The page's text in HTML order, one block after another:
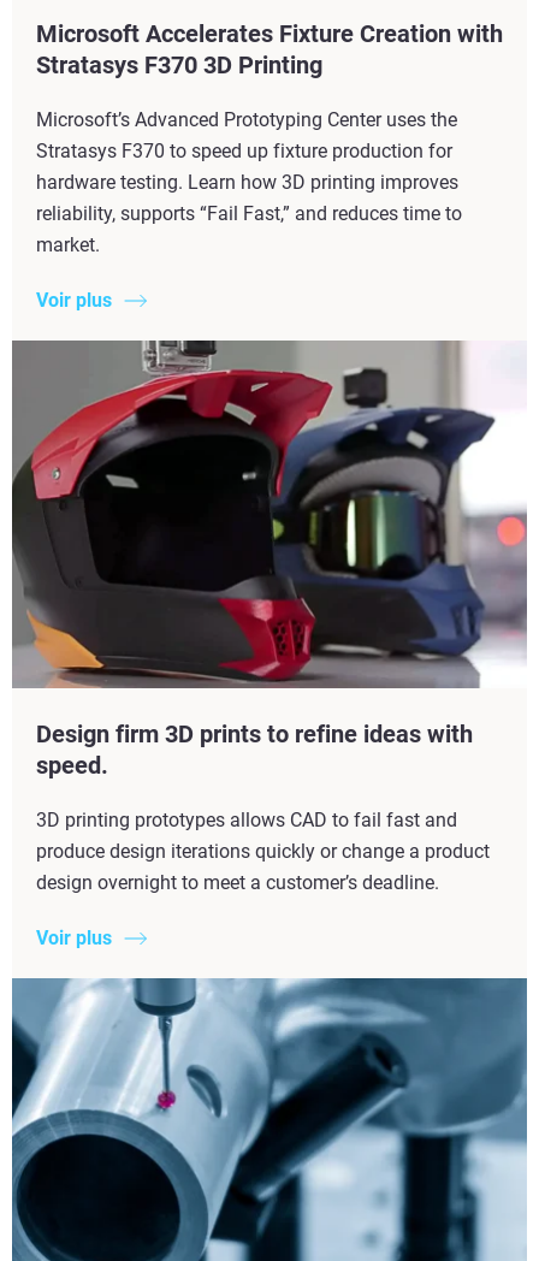
Microsoft Accelerates Fixture Creation with
Stratasys F370 3D Printing
Microsoft’s Advanced Prototyping Center uses the
Stratasys F370 to speed up fixture production for
hardware testing. Learn how 3D printing improves
reliability, supports “Fail Fast,” and reduces time to
market.
Voir plus
Design firm 3D prints to refine ideas with
speed.
3D printing prototypes allows CAD to fail fast and
produce design iterations quickly or change a product
design overnight to meet a customer’s deadline.
Voir plus